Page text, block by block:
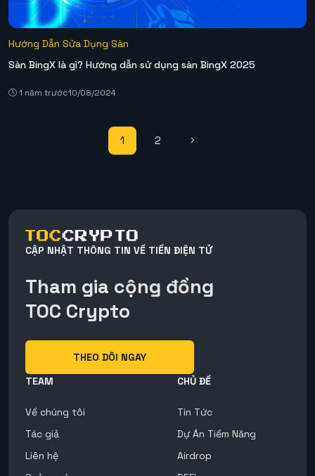
Hướng Dẫn Sửa Dụng Sàn
Sàn BingX là gì? Hướng dẫn sử dụng sàn BingX 2025
1 năm trước10/08/2024
1 2
CẬP NHẬT THÔNG TIN VỀ TIỀN ĐIỆN TỬ
Tham gia cộng đồng
TOC Crypto
THEO DÕI NGAY
TEAM
Về chúng tôi
Tác giả
Liên hệ
CHỦ ĐỀ
Tin Tức
Dự Án Tiềm Năng
Airdrop